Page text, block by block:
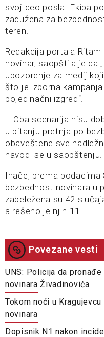
svoj deo posla. Ekipa
zadužena za
teren.
Redakcija portala
novinar, saopštila je da
upozorenje za medij
što je izborna
pojedinačni izgred“.
– Oba scenarija nisu
u pitanju pretnja po
obaveštene sve
navodi se u saopštenju.
Inače, prema podacima
bezbednost novinara u
zabeležena su 42
a rešeno je njih 11.
Povezane vesti
UNS: Policija da
novinara Živadinovića
Tokom noći u
novinara
Dopisnik N1 nakon